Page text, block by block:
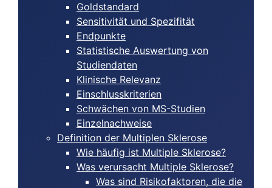
Goldstandard
Sensitivität und Spezifität
Endpunkte
Statistische Auswertung von
Studiendaten
Klinische Relevanz
Einschlusskriterien
Schwächen von MS-Studien
Einzelnachweise
Definition der Multiplen Sklerose
Wie häufig ist Multiple Sklerose?
Was verursacht Multiple Sklerose?
Was sind Risikofaktoren, die die